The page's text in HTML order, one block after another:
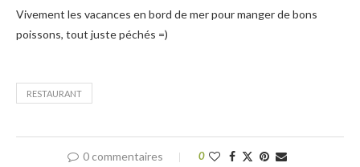
Vivement les vacances en bord de mer pour manger de bons
poissons, tout juste péchés =)
RESTAURANT
0 commentaires 0